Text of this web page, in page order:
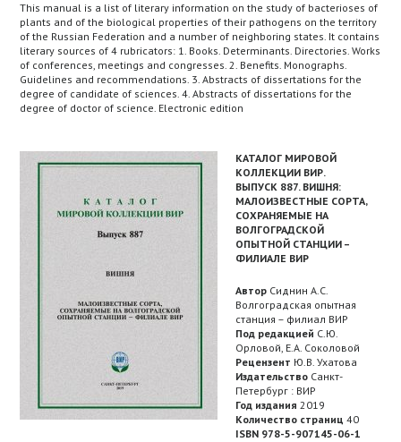
This manual is a list of literary information on the study of bacterioses of
plants and of the biological properties of their pathogens on the territory
of the Russian Federation and a number of neighboring states. It contains
literary sources of 4 rubricators: 1. Books. Determinants. Directories. Works
of conferences, meetings and congresses. 2. Benefits. Monographs.
Guidelines and recommendations. 3. Abstracts of dissertations for the
degree of candidate of sciences. 4. Abstracts of dissertations for the
degree of doctor of science. Electronic edition
КАТАЛОГ МИРОВОЙ
КОЛЛЕКЦИИ ВИР.
ВЫПУСК 887. ВИШНЯ:
МАЛОИЗВЕСТНЫЕ СОРТА,
СОХРАНЯЕМЫЕ НА
ВОЛГОГРАДСКОЙ
ОПЫТНОЙ СТАНЦИИ –
ФИЛИАЛЕ ВИР
Автор Сиднин А.С.
Волгоградская опытная
станция – филиал ВИР
Под редакцией С.Ю.
Орловой, Е.А. Соколовой
Рецензент Ю.В. Ухатова
Издательство Санкт-
Петербург : ВИР
Год издания 2019
Количество страниц 40
ISBN 978-5-907145-06-1